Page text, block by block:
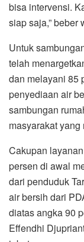
bisa intervensi.
siap saja,” beber
Untuk
telah
dan melayani 85
penyediaan air
sambungan
masyarakat
Cakupan
persen di awal
dari penduduk
air bersih dari
diatas angka 90
Effendhi